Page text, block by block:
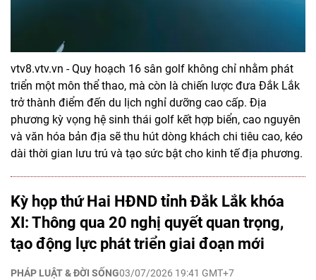
vtv8.vtv.vn - Quy hoạch 16 sân golf không chỉ nhằm phát
triển một môn thể thao, mà còn là chiến lược đưa Đắk Lắk
trở thành điểm đến du lịch nghỉ dưỡng cao cấp. Địa
phương kỳ vọng hệ sinh thái golf kết hợp biển, cao nguyên
và văn hóa bản địa sẽ thu hút dòng khách chi tiêu cao, kéo
dài thời gian lưu trú và tạo sức bật cho kinh tế địa phương.
Kỳ họp thứ Hai HĐND tỉnh Đắk Lắk khóa
XI: Thông qua 20 nghị quyết quan trọng,
tạo động lực phát triển giai đoạn mới
PHÁP LUẬT & ĐỜI SỐNG03/07/2026 19:41 GMT+7